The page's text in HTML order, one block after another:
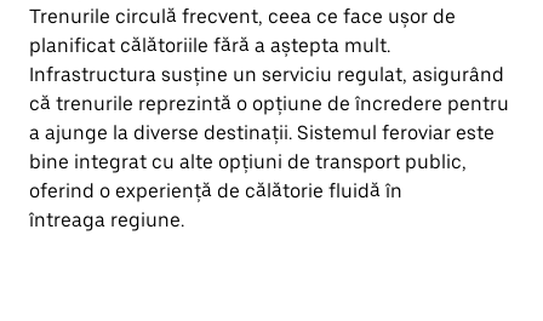
Trenurile circulă frecvent, ceea ce face ușor de
planificat călătoriile fără a aștepta mult.
Infrastructura susține un serviciu regulat, asigurând
că trenurile reprezintă o opțiune de încredere pentru
a ajunge la diverse destinații. Sistemul feroviar este
bine integrat cu alte opțiuni de transport public,
oferind o experiență de călătorie fluidă în
întreaga regiune.